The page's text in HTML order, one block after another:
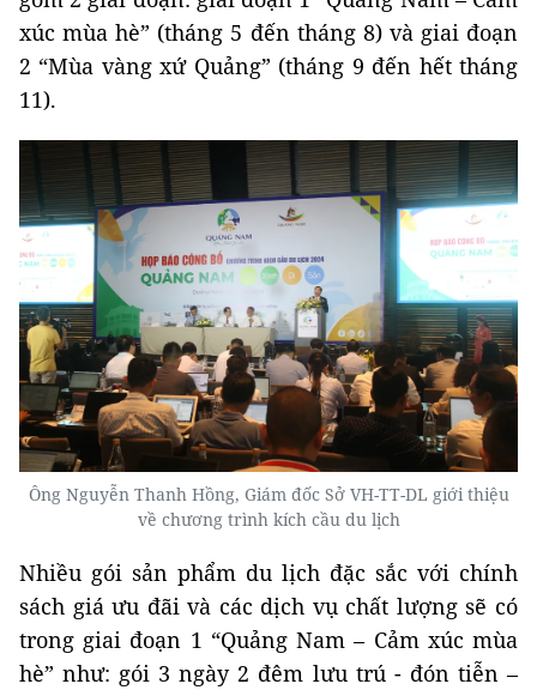
xúc mùa hè” (tháng 5 đến tháng 8) và giai đoạn
2 “Mùa vàng xứ Quảng” (tháng 9 đến hết tháng
11).
Ông Nguyễn Thanh Hồng, Giám đốc Sở VH-TT-DL giới thiệu
về chương trình kích cầu du lịch
Nhiều gói sản phẩm du lịch đặc sắc với chính
sách giá ưu đãi và các dịch vụ chất lượng sẽ có
trong giai đoạn 1 “Quảng Nam – Cảm xúc mùa
hè” như: gói 3 ngày 2 đêm lưu trú - đón tiễn –